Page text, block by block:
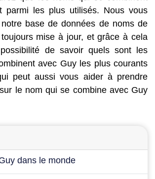
parmi les plus utilisés. Nous vous
base de données de noms de
mise à jour, et grâce à cela
de savoir quels sont les
avec Guy les plus courants
peut aussi vous aider à prendre
le nom qui se combine avec Guy
dans le monde